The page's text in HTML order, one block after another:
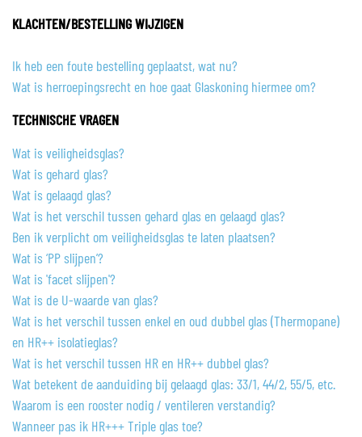
KLACHTEN/BESTELLING WIJZIGEN
Ik heb een foute bestelling geplaatst, wat nu?
Wat is herroepingsrecht en hoe gaat Glaskoning hiermee om?
TECHNISCHE VRAGEN
Wat is veiligheidsglas?
Wat is gehard glas?
Wat is gelaagd glas?
Wat is het verschil tussen gehard glas en gelaagd glas?
Ben ik verplicht om veiligheidsglas te laten plaatsen?
Wat is ‘PP slijpen’?
Wat is 'facet slijpen'?
Wat is de U-waarde van glas?
Wat is het verschil tussen enkel en oud dubbel glas (Thermopane)
en HR++ isolatieglas?
Wat is het verschil tussen HR en HR++ dubbel glas?
Wat betekent de aanduiding bij gelaagd glas: 33/1, 44/2, 55/5, etc.
Waarom is een rooster nodig / ventileren verstandig?
Wanneer pas ik HR+++ Triple glas toe?